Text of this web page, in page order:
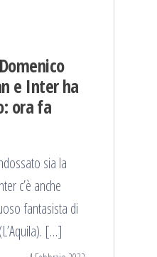
e Inter ha
ora fa
sia la
c’è anche
fantasista di
[…]